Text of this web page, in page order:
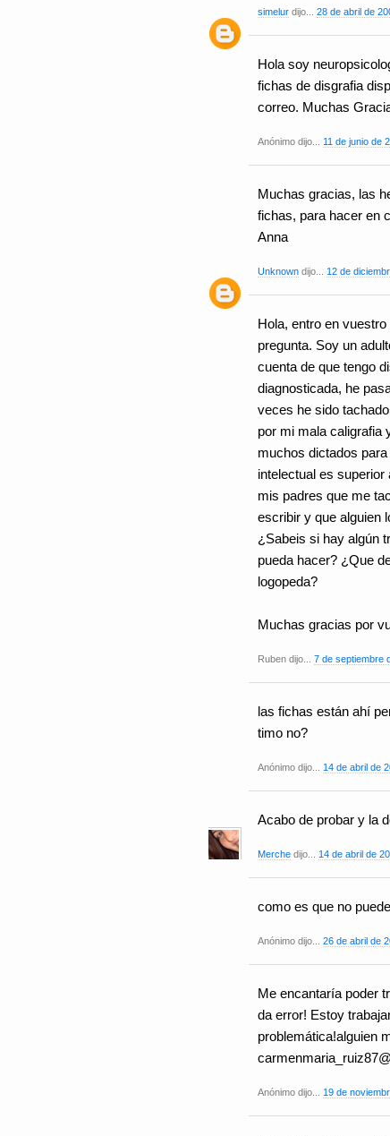
simelur dijo... 28 de abril de
Hola soy
fichas de disgrafia
correo. Muchas
Anónimo dijo... 11 de junio de
Muchas gracias, las
fichas, para hacer en
Anna
Unknown dijo... 12 de
Hola, entro en
pregunta. Soy un
cuenta de que tengo
diagnosticada, he
veces he sido
por mi mala caligrafia
muchos dictados
intelectual es
mis padres que me
escribir y que alguien
¿Sabeis si hay algún
pueda hacer? ¿Que
logopeda?
Muchas gracias por
Ruben dijo... 7 de septiembre
las fichas están ahí
timo no?
Anónimo dijo... 14 de abril de
Acabo de probar y la
Merche dijo... 14 de abril de
como es que no
Anónimo dijo... 26 de abril de
Me encantaría poder
da error! Estoy
problemática!alguien
Anónimo dijo... 19 de